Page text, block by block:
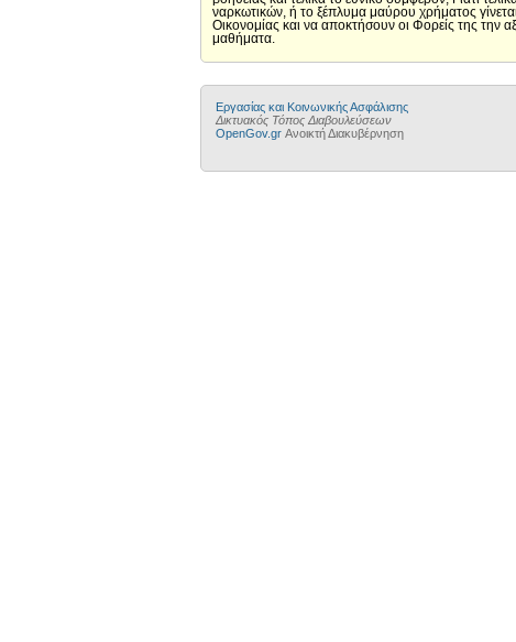
ναρκωτικών, ή το ξέπλυμα μαύρου χρήματος
Οικονομίας και να αποκτήσουν οι Φορείς της την
μαθήματα.
Εργασίας και Κοινωνικής Ασφάλισης
Δικτυακός Τόπος Διαβουλεύσεων
OpenGov.gr Ανοικτή Διακυβέρνηση